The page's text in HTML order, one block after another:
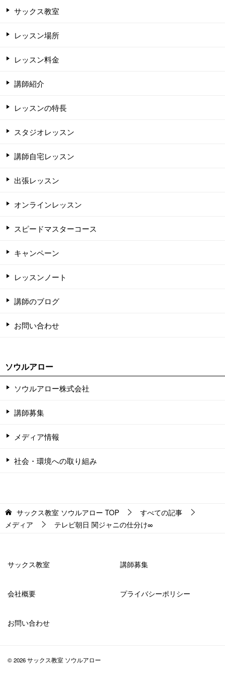
サックス教室
レッスン場所
レッスン料金
講師紹介
レッスンの特長
スタジオレッスン
講師自宅レッスン
出張レッスン
オンラインレッスン
スピードマスターコース
キャンペーン
レッスンノート
講師のブログ
お問い合わせ
ソウルアロー
ソウルアロー株式会社
講師募集
メディア情報
社会・環境への取り組み
サックス教室 ソウルアロー TOP
すべての記事
メディア
テレビ朝日 関ジャニの仕分け∞
サックス教室 講師募集
会社概要 プライバシーポリシー
お問い合わせ
© 2026 サックス教室 ソウルアロー